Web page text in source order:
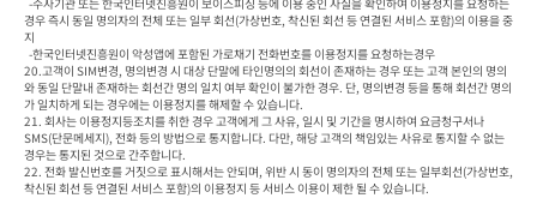
경우 즉시 동일 명의자의 전체 또는 일부 회선(가상번호, 착신된 회선 등 연결된 서비스 포함)의 이용을 중
지
20.고객이 SIM변경, 명의변경 시 대상 단말에 타인명의의 회선이 존재하는 경우 또는 고객 본인의 명의
와 동일 단말내 존재하는 회선간 명의 일치 여부 확인이 불가한 경우. 단, 명의변경 등을 통해 회선간 명의
가 일치하게 되는 경우에는 이용정지를 해제할 수 있습니다.
21. 회사는 이용정지등조치를 취한 경우 고객에게 그 사유, 일시 및 기간을 명시하여 요금청구서나
SMS(단문메세지), 전화 등의 방법으로 통지합니다. 다만, 해당 고객의 책임있는 사유로 통지할 수 없는
경우는 통지된 것으로 간주합니다.
22. 전화 발신번호를 거짓으로 표시해서는 안되며, 위반 시 동이 명의자의 전체 또는 일부회선(가상번호,
착신된 회선 등 연결된 서비스 포함)의 이용정지 등 서비스 이용이 제한 될 수 있습니다.